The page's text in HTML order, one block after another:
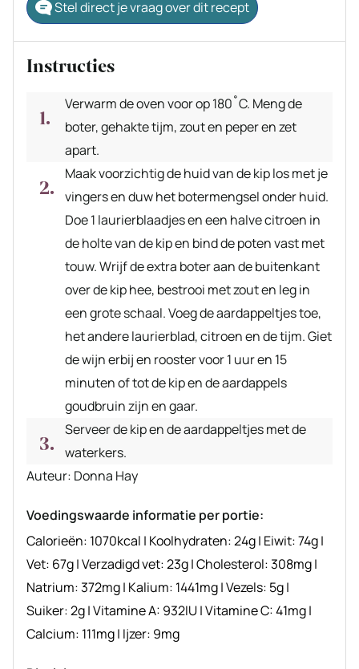
Stel direct je vraag over dit recept
Instructies
Verwarm de oven voor op 180˚C. Meng de
boter, gehakte tijm, zout en peper en zet
apart.
Maak voorzichtig de huid van de kip los met je
vingers en duw het botermengsel onder huid.
Doe 1 laurierblaadjes en een halve citroen in
de holte van de kip en bind de poten vast met
touw. Wrijf de extra boter aan de buitenkant
over de kip hee, bestrooi met zout en leg in
een grote schaal. Voeg de aardappeltjes toe,
het andere laurierblad, citroen en de tijm. Giet
de wijn erbij en rooster voor 1 uur en 15
minuten of tot de kip en de aardappels
goudbruin zijn en gaar.
Serveer de kip en de aardappeltjes met de
waterkers.
Auteur
Auteur: Donna Hay
Voedingswaarde informatie per portie:
Calorieën: 1070kcal | Koolhydraten:24g| Eiwit:74g|
Vet: 67g|Verzadigd vet:23g|Cholesterol:308mg|
Natrium:372mg| Kalium: 1441mg|Vezels: 5g|
Suiker:2g|Vitamine A: 932IU|Vitamine C:41mg|
Calcium: 111mg| Ijzer: 9mg